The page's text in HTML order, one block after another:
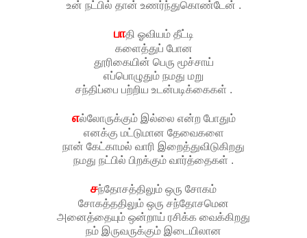
உன் நட்பில் தான் உணர்ந்துகொண்டேன் .
பாதி ஓவியம் தீட்டி
களைத்துப் போன
தூரிகையின் பெரு மூச்சாய்
எப்பொழுதும் நமது மறு
சந்திப்பை பற்றிய உடன்படிக்கைகள் .
எல்லோருக்கும் இல்லை என்ற போதும்
எனக்கு மட்டுமான தேவைகளை
நான் கேட்காமல் வாரி இறைத்துவிடுகிறது
நமது நட்பில் பிறக்கும் வார்த்தைகள் .
சந்தோசத்திலும் ஒரு சோகம்
சோகத்ததிலும் ஒரு சந்தோசமென
அனைத்தையும் ஒன்றாய் ரசிக்க வைக்கிறது
நம் இருவருக்கும் இடையிலான